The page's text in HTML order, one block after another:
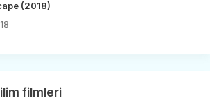
(2018)
filmleri